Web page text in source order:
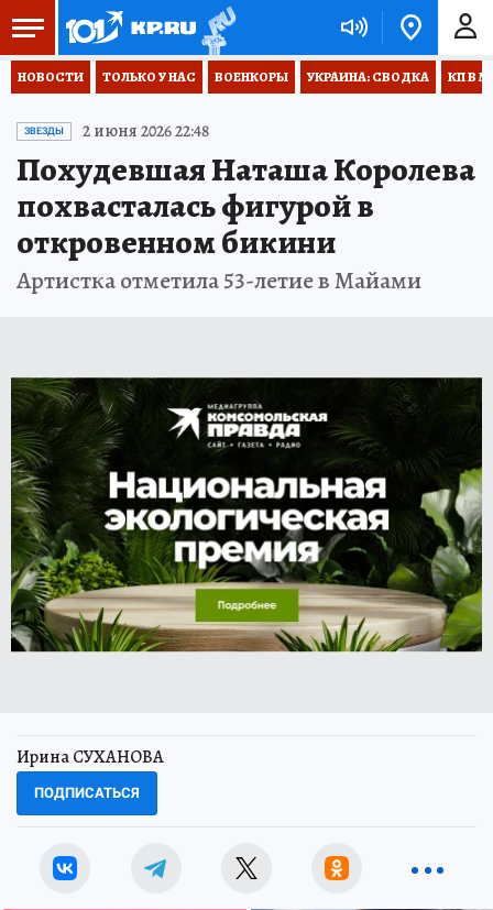
НОВОСТИ ТОЛЬКО У НАС ВОЕНКОРЫ УКРАИНА: СВОДКА КП В
ЗВЕЗДЫ 2 июня 2026 22:48
Похудевшая Наташа Королева
похвасталась фигурой в
откровенном бикини
Артистка отметила 53-летие в Майами
Ирина СУХАНОВА
ПОДПИСАТЬСЯ